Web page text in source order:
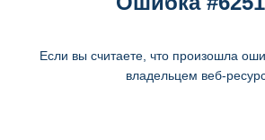
Если вы считаете, что произошла
владельцем веб-